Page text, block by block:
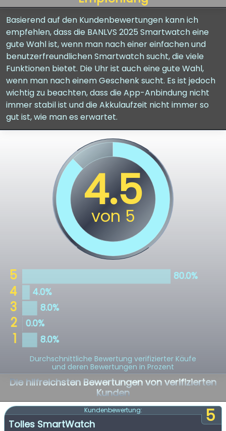
Basierend auf den Kundenbewertungen kann ich
empfehlen, dass die BANLVS 2025 Smartwatch eine
gute Wahl ist, wenn man nach einer einfachen und
benutzerfreundlichen Smartwatch sucht, die viele
Funktionen bietet. Die Uhr ist auch eine gute Wahl,
wenn man nach einem Geschenk sucht. Es ist jedoch
wichtig zu beachten, dass die App-Anbindung nicht
immer stabil ist und die Akkulaufzeit nicht immer so
gut ist, wie man es erwartet.
Durchschnittliche Bewertung verifizierter Käufe
und deren Bewertungen in Prozent
Die hilfreichsten Bewertungen von verifizierten
Kunden
5
Kundenbewertung:
Tolles SmartWatch